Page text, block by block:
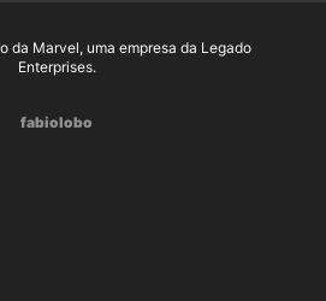
da Marvel, uma empresa da Legado
Enterprises.
fabiolobo